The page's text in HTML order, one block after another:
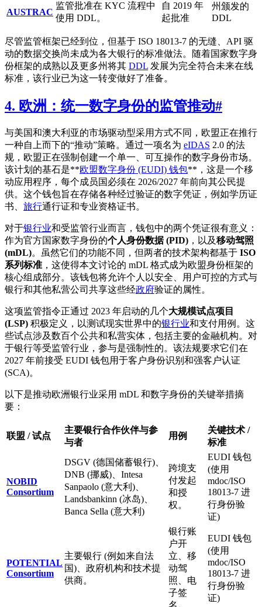
AUSTRAC
监管批准在 KYC 流程中
使用 DDL。
自 2019 年
起批准
州颁发的
DDL
尽管监管框架已经到位，但基于 ISO 18013-7 的无缝、API 驱
动的数据交换尚未成为各大银行的标准做法。随着国家数字身
份框架的成熟以及更多州将其 DDL 发展为完全符合未来在线
标准，该行业已为这一转变做好了准备。
4. 欧洲：统一数字身份的监管推动#
与美国和澳大利亚的市场驱动型采用方式不同，欧盟正在推行
一种自上而下的“推动”策略。通过一项名为 eIDAS 2.0 的法
规，欧盟正在强制创建一个单一、可互操作的数字身份市场。
该计划的基石是**欧盟数字身份 (EUDI) 钱包**，这是一个移
动应用程序，每个成员国必须在 2026/2027 年前向其公民提
供。这个钱包旨在存储各种经过验证的数字凭证，例如学历证
书、 旅行通行证和专业资格证书。
对于银行业和受监管行业而言，钱包中的两个凭证很有意义：
作为官方国家数字身份的个人身份数据 (PID) ，以及移动驾照
(mDL)。虽然它们的功能不同，但两者的技术架构都基于 ISO
系列标准 ，这使得本文讨论的 mDL 格式成为欧盟身份框架的
核心组成部分。该钱包将允许个人以安全、用户可控的方式与
银行和其他私营公司共享这些经政府验证的属性。
这项监管指令正通过 2023 年启动的几个大规模试点项目
(LSP) 积极定义，以测试现实世界中的银行业和支付用例。这
些试点涉及数百个公共和私营实体，包括主要的金融机构。对
于银行等受监管行业，参与是强制性的。该法规要求它们在
2027 年前接受 EUDI 钱包用于客户身份识别和强客户认证
(SCA)。
以下是推动欧洲银行业采用 mDL 和数字身份的关键举措摘
要：
联盟 / 试点
主要银行合作伙伴与参
与者
用例
关键技术 /
标准
NOBID
Consortium
DSGV (德国储蓄银行)、
DNB (挪威)、Intesa
Sanpaolo (意大利)、
Landsbankinn (冰岛)、
Banca Sella (意大利)
跨境支
付发起
和授
权。
EUDI 钱包
(使用
mdoc/ISO
18013-7 进
行身份验
证)
POTENTIAL
Consortium
主要银行 (例如来自法
国)、政府机构和技术提
供商。
银行账
户开
立、移
动驾
照、电
子签
名。
EUDI 钱包
(使用
mdoc/ISO
18013-7 进
行身份验
证)